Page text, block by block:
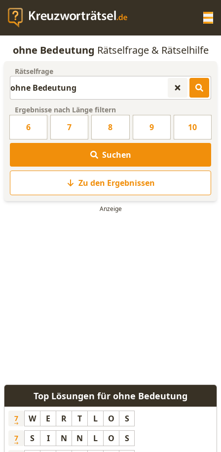
KREUZWORTRÄTSEL-HILFE
WORTLISTE
ohne Bedeutung Rätselfrage & Rätselhilfe
Rätselfrage
Ergebnisse nach Länge filtern
6 7 8 9 10
Suchen
Zu den Ergebnissen
Top Lösungen für ohne Bedeutung
7 W E R T L O S
7 S I N N L O S